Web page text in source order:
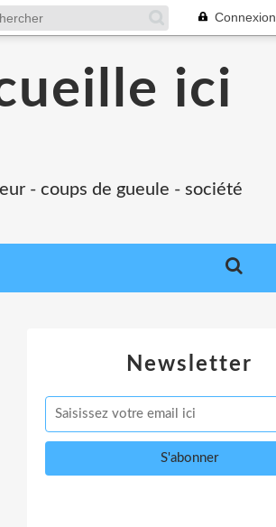
Connexion
ici
- coups de gueule - société
Newsletter